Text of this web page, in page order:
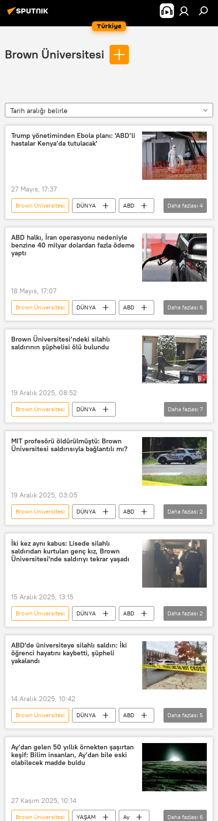
Türkiye
Brown Üniversitesi
Tarih aralığı belirle
Trump yönetiminden Ebola planı: 'ABD’li
hastalar Kenya’da tutulacak'
27 Mayıs, 17:37
Brown Üniversitesi DÜNYA
ABD
Kenya
Dünya Sağlık Örgütü (DSÖ)
Ebola
Daha fazlası 4
ABD halkı, İran operasyonu nedeniyle
benzine 40 milyar dolardan fazla ödeme
yaptı
18 Mayıs, 17:07
Brown Üniversitesi DÜNYA
ABD
Haberler
ABD
İran
Benzin
benzin fiyatları
Operasyon
Daha fazlası 6
Brown Üniversitesi’ndeki silahlı
saldırının şüphelisi ölü bulundu
19 Aralık 2025, 08:52
Brown Üniversitesi
DÜNYA
Oscar Perez
Portekiz
New Hampshire
ABD
Rhode Island
Daha fazlası 7
MIT profesörü öldürülmüştü: Brown
Üniversitesi saldırısıyla bağlantılı mı?
19 Aralık 2025, 03:05
Brown Üniversitesi DÜNYA
ABD
Massachusetts Institute of Technology (MIT)
MIT
Daha fazlası 2
İki kez aynı kabus: Lisede silahlı
saldırıdan kurtulan genç kız, Brown
Üniversitesi'nde saldırıyı tekrar yaşadı
15 Aralık 2025, 13:15
Brown Üniversitesi DÜNYA
ABD
Silahlı saldırı
toplu silahlı saldırı
Daha fazlası 2
ABD'de üniversiteye silahlı saldırı: İki
öğrenci hayatını kaybetti, şüpheli
yakalandı
14 Aralık 2025, 10:42
Brown Üniversitesi DÜNYA
ABD
Donald Trump
Rhode Island
FBI
Silah Silahlı saldırı
Daha fazlası 5
Ay’dan gelen 50 yıllık örnekten şaşırtan
keşif: Bilim insanları, Ay’dan bile eski
olabilecek madde buldu
27 Kasım 2025, 10:14
Brown Üniversitesi YAŞAM
Ay
Daha fazlası 6